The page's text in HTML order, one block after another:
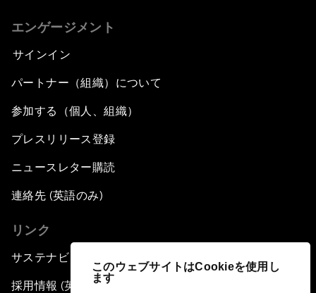
このウェブサイトはCookieを使用し
ます
エンゲージメント
サインイン
パートナー（組織）について
参加する（個人、組織）
プレスリリース登録
ニュースレター購読
連絡先 (英語のみ)
リンク
サステナビリティへの取り組み
採用情報 (英語のみ)